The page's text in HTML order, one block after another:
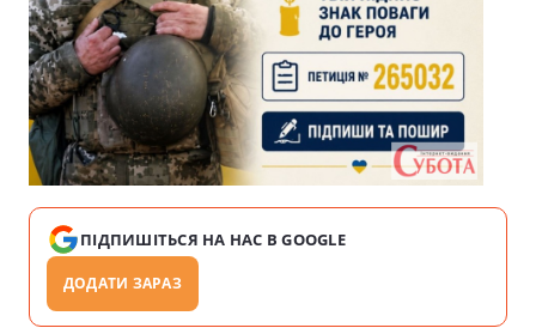
ПІДПИШІТЬСЯ НА НАС В GOOGLE
ДОДАТИ ЗАРАЗ